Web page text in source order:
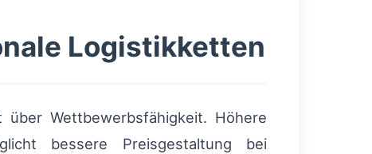
Logistikketten
Wettbewerbsfähigkeit. Höhere
bessere Preisgestaltung bei